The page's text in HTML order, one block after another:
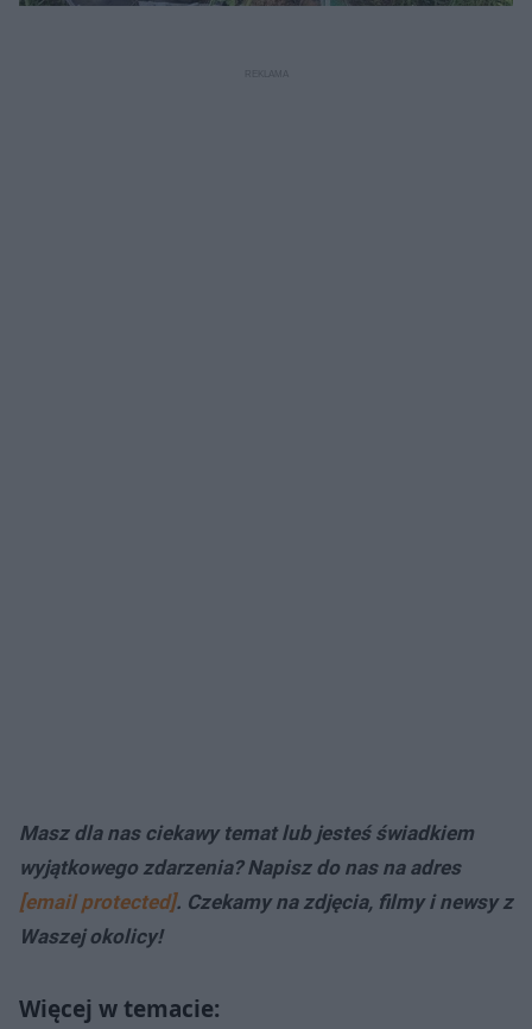
Masz dla nas ciekawy temat lub jesteś świadkiem
wyjątkowego zdarzenia? Napisz do nas na adres
[email protected]. Czekamy na zdjęcia, filmy i newsy z
Waszej okolicy!